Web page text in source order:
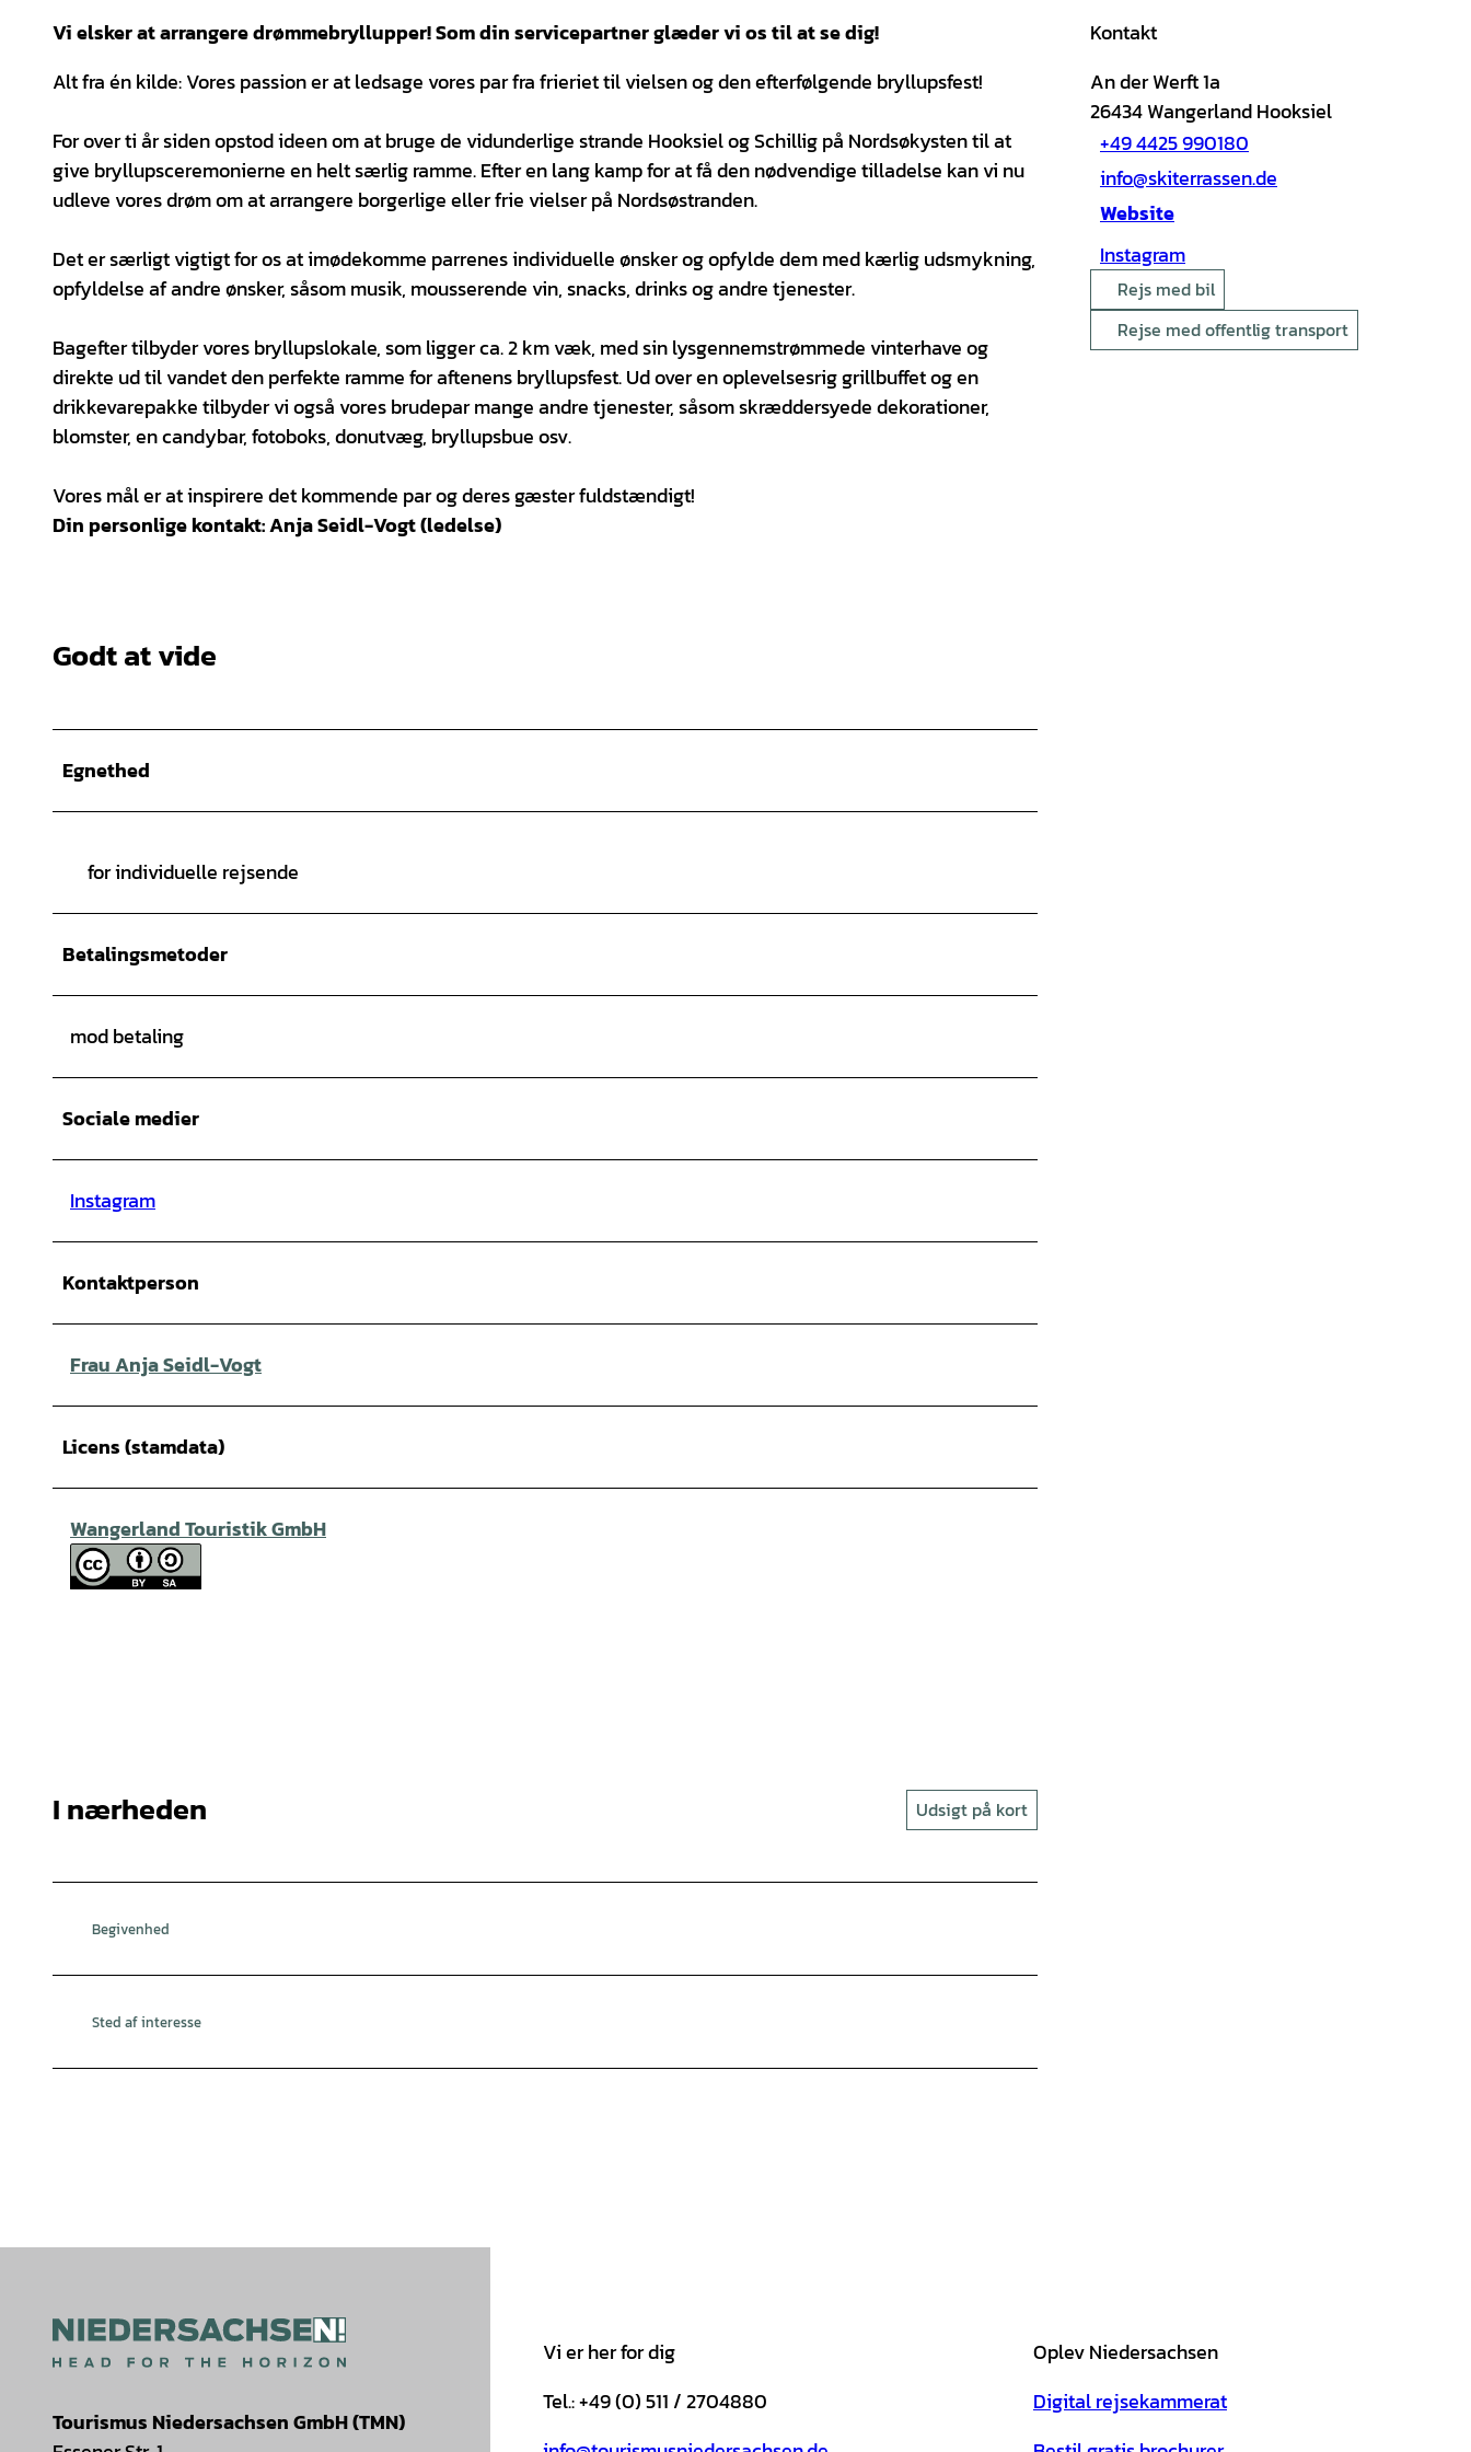
Vi elsker at arrangere drømmebryllupper! Som din servicepartner glæder vi os til at se dig!
Alt fra én kilde: Vores passion er at ledsage vores par fra frieriet til vielsen og den efterfølgende bryllupsfest!
For over ti år siden opstod ideen om at bruge de vidunderlige strande Hooksiel og Schillig på Nordsøkysten til at
give bryllupsceremonierne en helt særlig ramme. Efter en lang kamp for at få den nødvendige tilladelse kan vi nu
udleve vores drøm om at arrangere borgerlige eller frie vielser på Nordsøstranden.
Det er særligt vigtigt for os at imødekomme parrenes individuelle ønsker og opfylde dem med kærlig udsmykning,
opfyldelse af andre ønsker, såsom musik, mousserende vin, snacks, drinks og andre tjenester.
Bagefter tilbyder vores bryllupslokale, som ligger ca. 2 km væk, med sin lysgennemstrømmede vinterhave og
direkte ud til vandet den perfekte ramme for aftenens bryllupsfest. Ud over en oplevelsesrig grillbuffet og en
drikkevarepakke tilbyder vi også vores brudepar mange andre tjenester, såsom skræddersyede dekorationer,
blomster, en candybar, fotoboks, donutvæg, bryllupsbue osv.
Vores mål er at inspirere det kommende par og deres gæster fuldstændigt!
Din personlige kontakt: Anja Seidl-Vogt (ledelse)
Godt at vide
Egnethed
for individuelle rejsende
Betalingsmetoder
mod betaling
Sociale medier
Instagram
Kontaktperson
Frau Anja Seidl-Vogt
Licens (stamdata)
Wangerland Touristik GmbH
I nærheden Udsigt på kort
Begivenhed
Sted af interesse
Kontakt
An der Werft 1a
26434Wangerland Hooksiel
+49 4425 990180
info@skiterrassen.de
Website
Instagram
Rejs med bil
Rejse med offentlig transport
Tourismus Niedersachsen GmbH (TMN)
Vi er her for dig
Tel.: +49 (0) 511 / 2704880
Oplev Niedersachsen
Digital rejsekammerat